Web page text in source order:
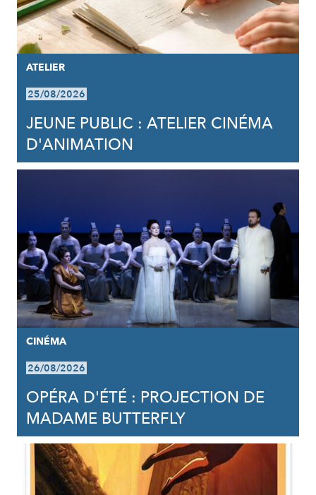
ATELIER
25/08/2026
JEUNE PUBLIC : ATELIER CINÉMA
D'ANIMATION
CINÉMA
26/08/2026
OPÉRA D'ÉTÉ : PROJECTION DE
MADAME BUTTERFLY